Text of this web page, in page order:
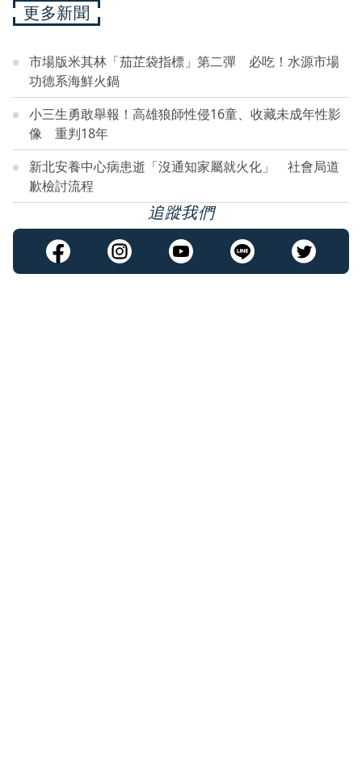
更多新聞
市場版米其林「茄芷袋指標」第二彈 必吃！水源市場
功德系海鮮火鍋
小三生勇敢舉報！高雄狼師性侵16童、收藏未成年性影
像 重判18年
新北安養中心病患逝「沒通知家屬就火化」 社會局道
歉檢討流程
追蹤我們